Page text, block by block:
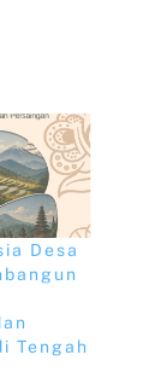
Desa
Tengah